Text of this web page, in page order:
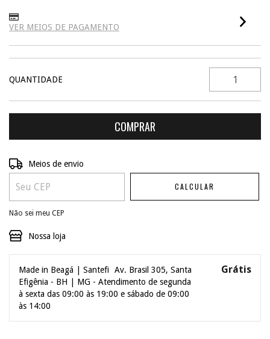
VER MEIOS DE PAGAMENTO
QUANTIDADE
Entregas para o CEP:
Meios de envio
CALCULAR
Não sei meu CEP
Nossa loja
Made in Beagá | Santefi Av. Brasil 305, Santa
Efigênia - BH | MG - Atendimento de segunda
à sexta das 09:00 às 19:00 e sábado de 09:00
às 14:00
Grátis